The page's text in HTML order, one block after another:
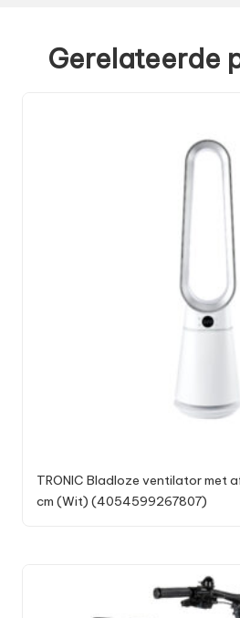
Gerelateerde
TRONIC Bladloze ventilator met
cm (Wit) (4054599267807)